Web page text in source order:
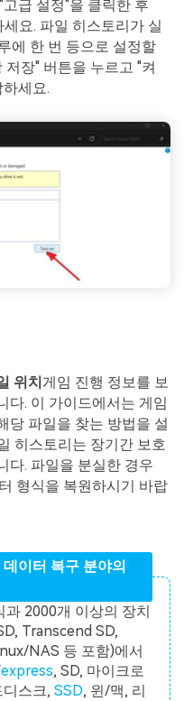
급 설정"을 클릭한 후
요. 파일 히스토리가 실
에 한 번 등으로 설정할
장" 버튼을 누르고 "켜
세요.
위치 게임 진행 정보를 보
다. 이 가이드에서는 게임
당 파일을 찾는 방법을 설
히스토리는 장기간 보호
다. 파일을 분실한 경우
형식을 복원하시기 바랍
이터 복구 분야의
2000개 이상의 장치
Transcend SD,
NAS 등 포함)에서
, SD, 마이크로
디스크,SSD, 윈/맥, 리